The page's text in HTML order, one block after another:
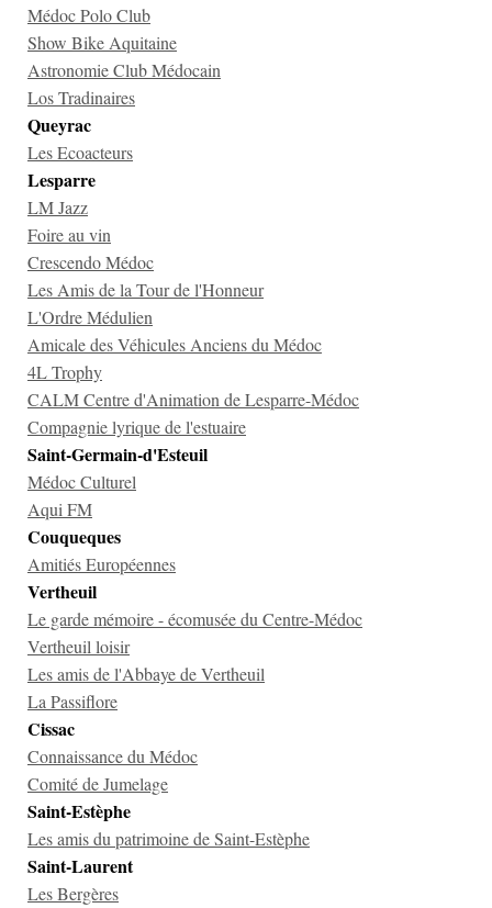
Médoc Polo Club
Show Bike Aquitaine
Astronomie Club Médocain
Los Tradinaires
Queyrac
Les Ecoacteurs
Lesparre
LM Jazz
Foire au vin
Crescendo Médoc
Les Amis de la Tour de l'Honneur
L'Ordre Médulien
Amicale des Véhicules Anciens du Médoc
4L Trophy
CALM Centre d'Animation de Lesparre-Médoc
Compagnie lyrique de l'estuaire
Saint-Germain-d'Esteuil
Médoc Culturel
Aqui FM
Couqueques
Amitiés Européennes
Vertheuil
Le garde mémoire - écomusée du Centre-Médoc
Vertheuil loisir
Les amis de l'Abbaye de Vertheuil
La Passiflore
Cissac
Connaissance du Médoc
Comité de Jumelage
Saint-Estèphe
Les amis du patrimoine de Saint-Estèphe
Saint-Laurent
Les Bergères